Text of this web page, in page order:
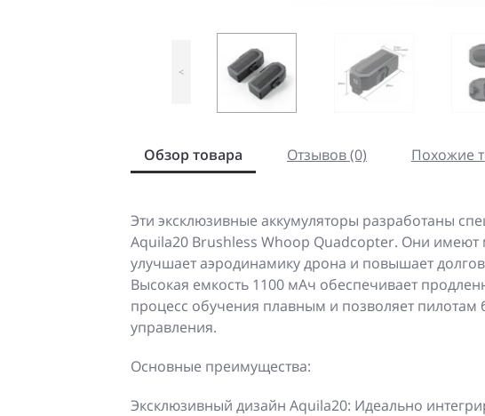
<
Обзор товара Отзывов (0) Похожие
Эти эксклюзивные аккумуляторы разработаны
Aquila20 Brushless Whoop Quadcopter. Они имеют
улучшает аэродинамику дрона и повышает
Высокая емкость 1100 мАч обеспечивает
процесс обучения плавным и позволяет пилотам
управления.
Основные преимущества:
Эксклюзивный дизайн Aquila20: Идеально